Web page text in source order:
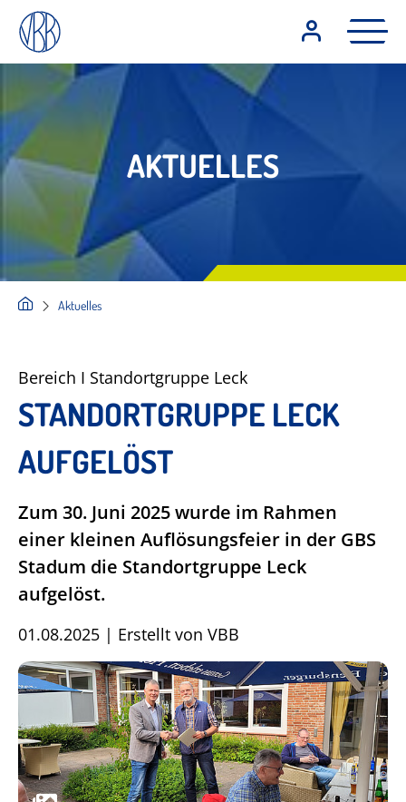
AKTUELLES
Aktuelles
Bereich I Standortgruppe Leck
STANDORTGRUPPE LECK
AUFGELÖST
Zum 30. Juni 2025 wurde im Rahmen
einer kleinen Auflösungsfeier in der GBS
Stadum die Standortgruppe Leck
aufgelöst.
01.08.2025 | Erstellt von VBB